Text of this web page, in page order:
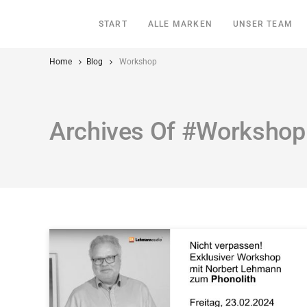
START ALLE MARKEN UNSER TEAM
Home Blog Workshop
Archives Of #Workshop